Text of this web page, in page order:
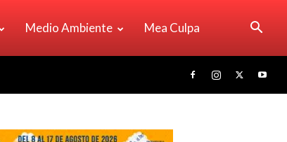
Medio Ambiente Mea Culpa